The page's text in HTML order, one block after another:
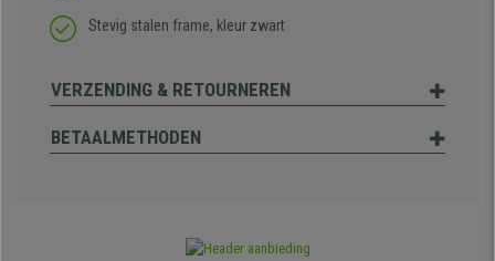
Stevig stalen frame, kleur zwart
VERZENDING & RETOURNEREN
BETAALMETHODEN